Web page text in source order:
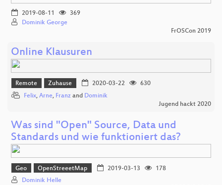
2019-08-11
369
Dominik George
FrOSCon 2019
Online Klausuren
Remote Zuhause 2020-03-22
630
Felix, Arne, Franz and Dominik
Jugend hackt 2020
Was sind "Open" Source, Data und
Standards und wie funktioniert das?
Geo OpenStreeetMap 2019-03-13
178
Dominik Helle